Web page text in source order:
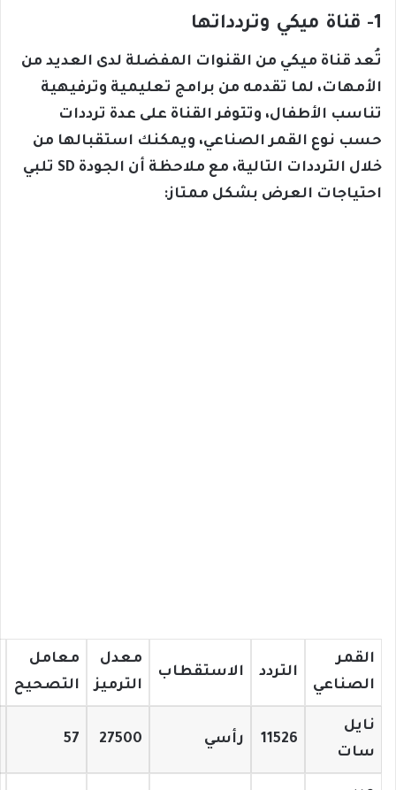
1- قناة ميكي وتردداتها
تُعد قناة ميكي من القنوات المفضلة لدى العديد من
الأمهات، لما تقدمه من برامج تعليمية وترفيهية
تناسب الأطفال، وتتوفر القناة على عدة ترددات
حسب نوع القمر الصناعي، ويمكنك استقبالها من
خلال الترددات التالية، مع ملاحظة أن الجودة SD تلبي
احتياجات العرض بشكل ممتاز:
القمر
الصناعي
التردد الاستقطاب
معدل
الترميز
معامل
التصحيح
نايل
سات
11526 رأسي 27500
57